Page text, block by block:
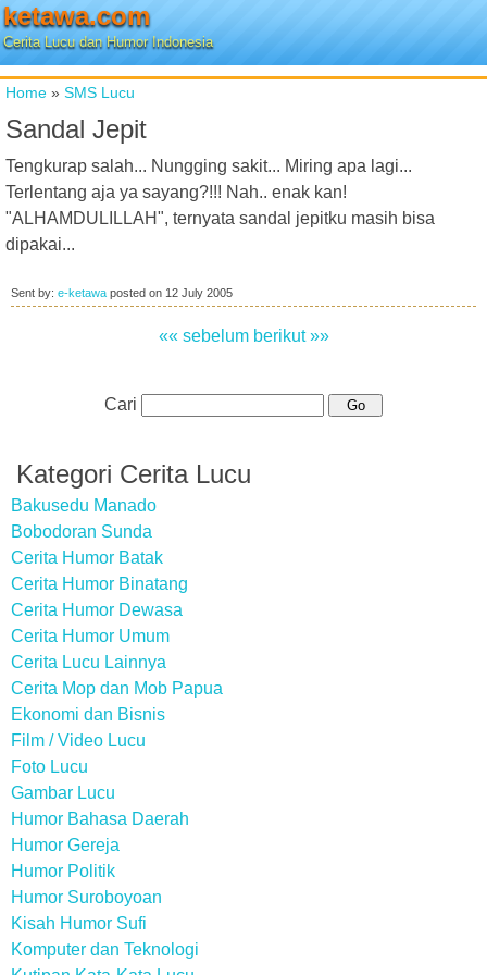
ketawa.com
Cerita Lucu dan Humor Indonesia
Home » SMS Lucu
Sandal Jepit
Tengkurap salah... Nungging sakit... Miring apa lagi...
Terlentang aja ya sayang?!!! Nah.. enak kan!
"ALHAMDULILLAH", ternyata sandal jepitku masih bisa
dipakai...
Sent by: e-ketawa posted on 12 July 2005
«« sebelum berikut »»
Cari
Kategori Cerita Lucu
Bakusedu Manado
Bobodoran Sunda
Cerita Humor Batak
Cerita Humor Binatang
Cerita Humor Dewasa
Cerita Humor Umum
Cerita Lucu Lainnya
Cerita Mop dan Mob Papua
Ekonomi dan Bisnis
Film / Video Lucu
Foto Lucu
Gambar Lucu
Humor Bahasa Daerah
Humor Gereja
Humor Politik
Humor Suroboyoan
Kisah Humor Sufi
Komputer dan Teknologi